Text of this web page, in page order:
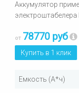
Аккумулятор
от 78770 руб
Купить в 1 клик
Емкость (А*ч)